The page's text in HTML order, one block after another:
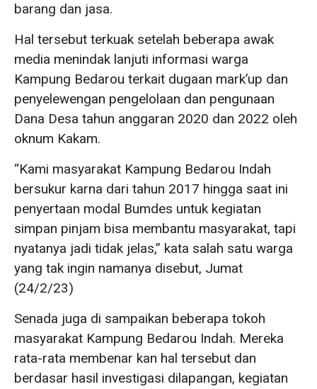
barang dan jasa.
Hal tersebut terkuak setelah beberapa awak
media menindak lanjuti informasi warga
Kampung Bedarou terkait dugaan mark’up dan
penyelewengan pengelolaan dan pengunaan
Dana Desa tahun anggaran 2020 dan 2022 oleh
oknum Kakam.
“Kami masyarakat Kampung Bedarou Indah
bersukur karna dari tahun 2017 hingga saat ini
penyertaan modal Bumdes untuk kegiatan
simpan pinjam bisa membantu masyarakat, tapi
nyatanya jadi tidak jelas,” kata salah satu warga
yang tak ingin namanya disebut, Jumat
(24/2/23)
Senada juga di sampaikan beberapa tokoh
masyarakat Kampung Bedarou Indah. Mereka
rata-rata membenar kan hal tersebut dan
berdasar hasil investigasi dilapangan, kegiatan